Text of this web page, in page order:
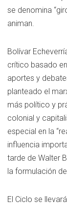
se denomina
animan.
Bolívar
crítico basado
aportes y
planteado el
más político y
colonial y
especial en la
influencia
tarde de Walter
la formulación
El Ciclo se